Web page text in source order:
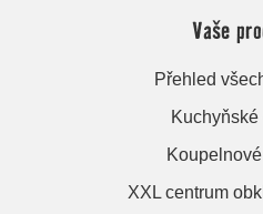
Vaše
Přehled
Kuchyňské
XXL centrum